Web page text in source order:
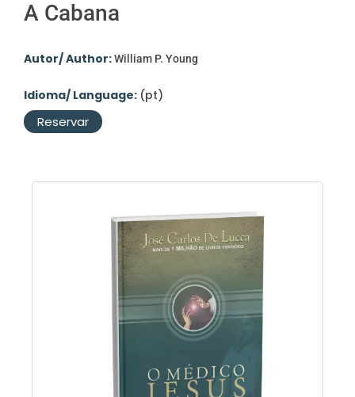
A Cabana
Autor/ Author:William P. Young
Idioma/ Language: (pt)
Reservar